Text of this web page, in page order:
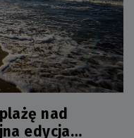
nad
edycja